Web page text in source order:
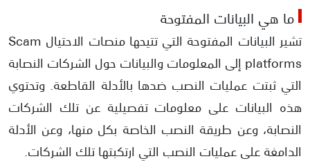
ما هي البيانات المفتوحة
تشير البيانات المفتوحة التي تتيحها منصات الاحتيال Scam
platforms إلى المعلومات والبيانات حول الشركات النصابة
التي ثبتت عمليات النصب ضدها بالأدلة القاطعة. وتحتوي
هذه البيانات على معلومات تفصيلية عن تلك الشركات
النصابة، وعن طريقة النصب الخاصة بكل منها، وعن الأدلة
الدامغة على عمليات النصب التي ارتكبتها تلك الشركات.